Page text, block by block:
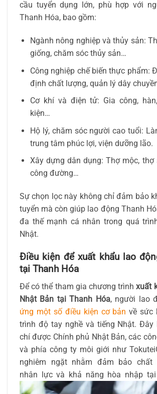
cầu tuyển dụng lớn, phù hợp với
Thanh Hóa, bao gồm:
Ngành nông nghiệp và thủy sản:
giống, chăm sóc thủy sản…
Công nghiệp chế biến thực phẩm:
định chất lượng, quản lý dây
Cơ khí và điện tử: Gia công,
kiện…
Hộ lý, chăm sóc người cao tuổi:
trung tâm phúc lợi, viện dưỡng lão.
Xây dựng dân dụng: Thợ mộc, thợ
công đường…
Sự chọn lọc này không chỉ đảm bảo
tuyển mà còn giúp lao động Thanh
đa thế mạnh cá nhân trong quá
Nhật.
Điều kiện để xuất khẩu lao
tại Thanh Hóa
Để có thể tham gia chương trìnhxuất
Nhật Bản tại Thanh Hóa, người lao
ứng một số điều kiện cơ bản về sức
trình độ tay nghề và tiếng Nhật. Đây
chí được Chính phủ Nhật Bản, các
và phía công ty môi giới như
nghiêm ngặt nhằm đảm bảo chất
nhân lực và khả năng hòa nhập